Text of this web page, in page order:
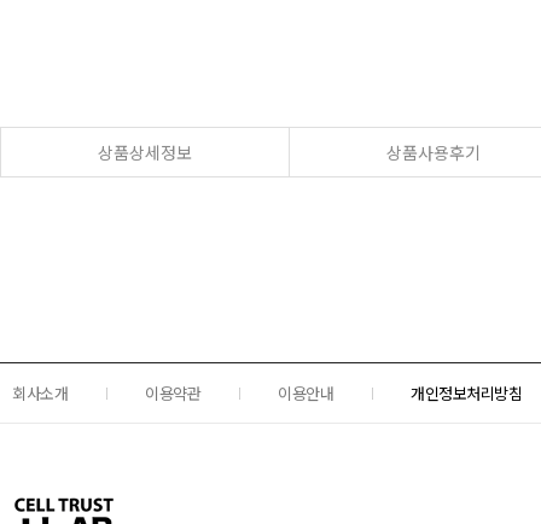
상품상세정보 상품사용후기
회사소개 이용약관 이용안내 개인정보처리방침